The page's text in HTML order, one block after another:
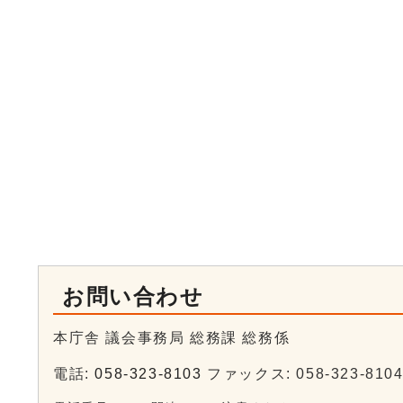
お問い合わせ
本庁舎 議会事務局 総務課 総務係
電話:058-323-8103 ファックス: 058-323-8104